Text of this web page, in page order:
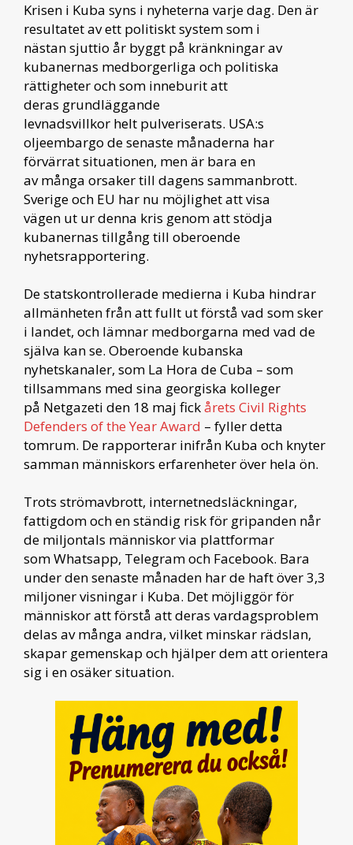
Krisen i Kuba syns i nyheterna varje dag. Den är
resultatet av ett politiskt system som i
nästan sjuttio år byggt på kränkningar av
kubanernas medborgerliga och politiska
rättigheter och som inneburit att
deras grundläggande
levnadsvillkor helt pulveriserats. USA:s
oljeembargo de senaste månaderna har
förvärrat situationen, men är bara en
av många orsaker till dagens sammanbrott.
Sverige och EU har nu möjlighet att visa
vägen ut ur denna kris genom att stödja
kubanernas tillgång till oberoende
nyhetsrapportering.
De statskontrollerade medierna i Kuba hindrar
allmänheten från att fullt ut förstå vad som sker
i landet, och lämnar medborgarna med vad de
själva kan se. Oberoende kubanska
nyhetskanaler, som La Hora de Cuba – som
tillsammans med sina georgiska kolleger
på Netgazeti den 18 maj fickårets Civil Rights
Defenders of the Year Award – fyller detta
tomrum. De rapporterar inifrån Kuba och knyter
samman människors erfarenheter över hela ön.
Trots strömavbrott, internetnedsläckningar,
fattigdom och en ständig risk för gripanden når
de miljontals människor via plattformar
som Whatsapp, Telegram och Facebook. Bara
under den senaste månaden har de haft över 3,3
miljoner visningar i Kuba. Det möjliggör för
människor att förstå att deras vardagsproblem
delas av många andra, vilket minskar rädslan,
skapar gemenskap och hjälper dem att orientera
sig i en osäker situation.